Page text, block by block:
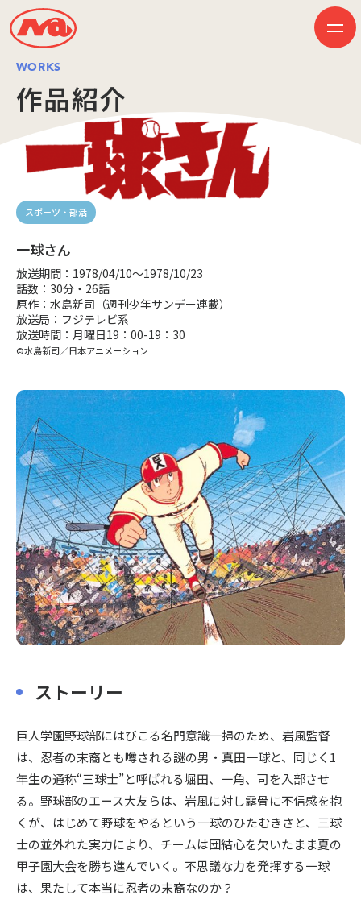
〒104-0061
東京都中央区銀座7丁目13番20号 銀座THビル5F
HOME
ニュース
ビジネス
作品紹介
創業50周年記念ページ
音楽配信
プレスリリース
お問い合わせ
WORKS
作品紹介
スポーツ・部活
一球さん
放送期間：1978/04/10～1978/10/23
話数：30分・26話
原作：水島新司（週刊少年サンデー連載）
放送局：フジテレビ系
放送時間：月曜日19：00-19：30
©水島新司／日本アニメーション
ストーリー
巨人学園野球部にはびこる名門意識一掃のため、岩風監督
は、忍者の末裔とも噂される謎の男・真田一球と、同じく1
年生の通称“三球士”と呼ばれる堀田、一角、司を入部させ
る。野球部のエース大友らは、岩風に対し露骨に不信感を抱
くが、はじめて野球をやるという一球のひたむきさと、三球
士の並外れた実力により、チームは団結心を欠いたまま夏の
甲子園大会を勝ち進んでいく。不思議な力を発揮する一球
は、果たして本当に忍者の末裔なのか？